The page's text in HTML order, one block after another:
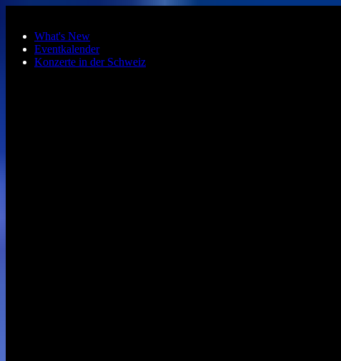
What's New
Eventkalender
Konzerte in der Schweiz